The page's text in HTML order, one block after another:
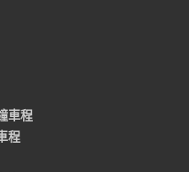
車程
程